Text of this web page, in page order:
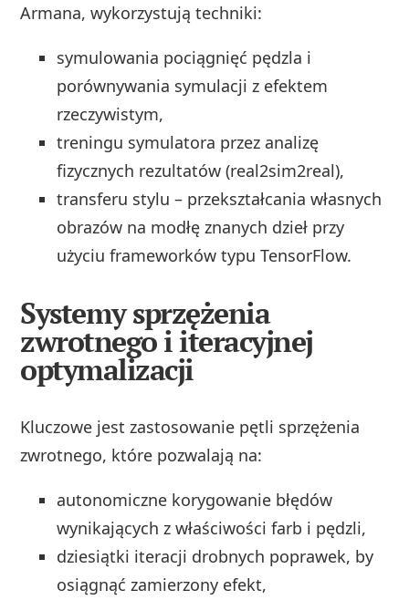
Armana, wykorzystują techniki:
symulowania pociągnięć pędzla i
porównywania symulacji z efektem
rzeczywistym,
treningu symulatora przez analizę
fizycznych rezultatów (real2sim2real),
transferu stylu – przekształcania własnych
obrazów na modłę znanych dzieł przy
użyciu frameworków typu TensorFlow.
Systemy sprzężenia
zwrotnego i iteracyjnej
optymalizacji
Kluczowe jest zastosowanie pętli sprzężenia
zwrotnego, które pozwalają na:
autonomiczne korygowanie błędów
wynikających z właściwości farb i pędzli,
dziesiątki iteracji drobnych poprawek, by
osiągnąć zamierzony efekt,